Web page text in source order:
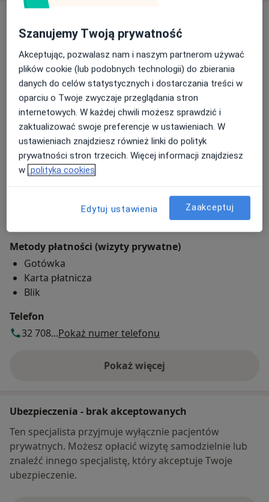
Adres 1 Adres 2 Adres 3
Invimed Katowice
ul. Piotrowicka 83, 40-724 Katowice
Powiększ mapęotwiera się w nowej karcie
Dostępność
W tym gabinecie nie można umawiać wizyt przez
Co mam zrobić w tej sytuacji?
Metody płatności (wizyty prywatne)
Gotówka
Karta płatnicza
Blik
Telefon
32 708...Pokaż numer telefonu
Pokaż więcej
o adresie
Ubezpieczenia - brak akceptowanych
Ten specjalista przyjmuje wyłącznie pacjentów
prywatnych. Możesz opłacić wizytę samodzielnie lub
znaleźć innego specjalistę, który akceptuje Twoje
ubezpieczenie.
Szanujemy Twoją prywatność
Akceptując, pozwalasz nam i naszym partnerom używać
plików cookie (lub podobnych technologii) do zbierania
danych do celów statystycznych i dostarczania treści w
oparciu o Twoje zwyczaje przeglądania stron
internetowych. W każdej chwili możesz sprawdzić i
zaktualizować swoje preferencje w ustawieniach. W
ustawieniach znajdziesz również linki do polityk
prywatności stron trzecich. Więcej informacji znajdziesz
w polityka cookies
Edytuj ustawienia Zaakceptuj